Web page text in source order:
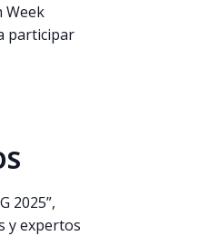
Week
participar
2025”,
y expertos